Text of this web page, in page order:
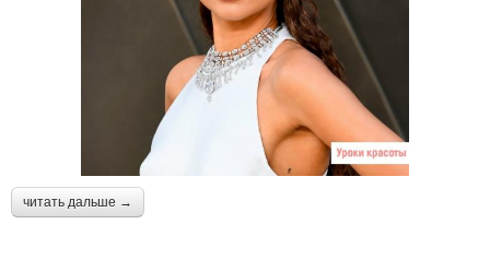
читать дальше →